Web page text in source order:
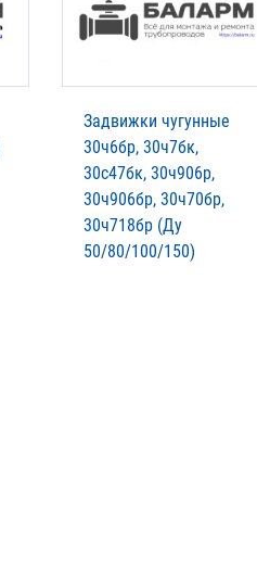
Задвижки чугунные
30ч6бр, 30ч7бк,
30с47бк, 30ч906р,
30ч906бр, 30ч70бр,
30ч718бр (Ду
50/80/100/150)